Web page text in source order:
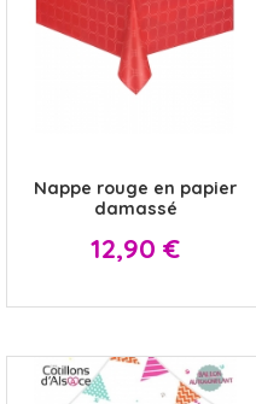
Nappe rouge en papier
damassé
Prix
12,90 €